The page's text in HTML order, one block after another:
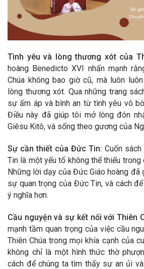
Tình yêu và lòng thương xót của
hoàng Benedicto XVI nhấn mạnh
Chúa không bao giờ cũ, mà luôn
lòng thương xót. Qua những trang
sự ấm áp và bình an từ tình yêu vô
Điều này đã giúp tôi mở lòng đón
Giêsu Kitô, và sống theo gương của
Sự cần thiết của Đức Tin: Cuốn
Tin là một yếu tố không thể thiếu
Những lời dạy của Đức Giáo hoàng đã
sự quan trọng của Đức Tin, và cách
ý nghĩa hơn.
Cầu nguyện và sự kết nối với Thiên
mạnh tầm quan trọng của việc cầu
Thiên Chúa trong mọi khía cạnh của
không chỉ là một hình thức thờ
cách để chúng ta tìm thấy sự an ủi